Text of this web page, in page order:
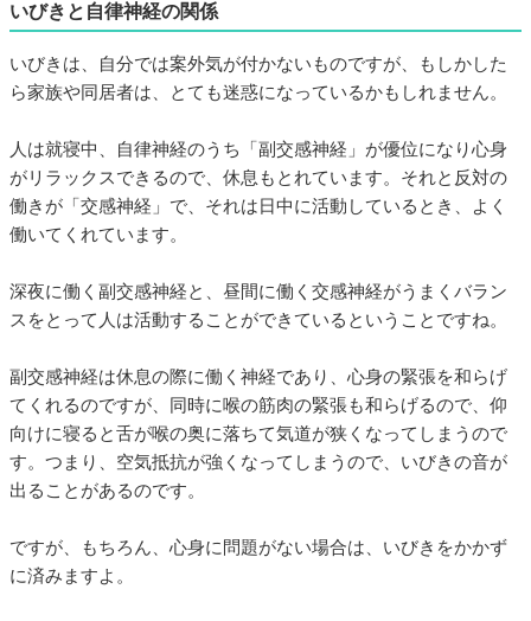
いびきと自律神経の関係
いびきは、自分では案外気が付かないものですが、もしかした
ら家族や同居者は、とても迷惑になっているかもしれません。
人は就寝中、自律神経のうち「副交感神経」が優位になり心身
がリラックスできるので、休息もとれています。それと反対の
働きが「交感神経」で、それは日中に活動しているとき、よく
働いてくれています。
深夜に働く副交感神経と、昼間に働く交感神経がうまくバラン
スをとって人は活動することができているということですね。
副交感神経は休息の際に働く神経であり、心身の緊張を和らげ
てくれるのですが、同時に喉の筋肉の緊張も和らげるので、仰
向けに寝ると舌が喉の奥に落ちて気道が狭くなってしまうので
す。つまり、空気抵抗が強くなってしまうので、いびきの音が
出ることがあるのです。
ですが、もちろん、心身に問題がない場合は、いびきをかかず
に済みますよ。